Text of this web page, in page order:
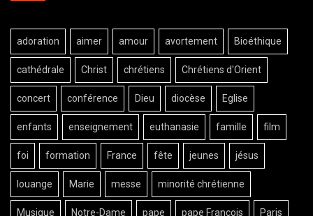
adoration aimer amour avortement Bioéthique
cathédrale Christ chrétiens Chrétiens d'Orient
concert conférence Dieu diocèse Eglise
enfants enseignement euthanasie famille film
foi formation France fête jeunes jésus
louange Marie messe minorité chrétienne
Musique Notre-Dame pape pape François Paris